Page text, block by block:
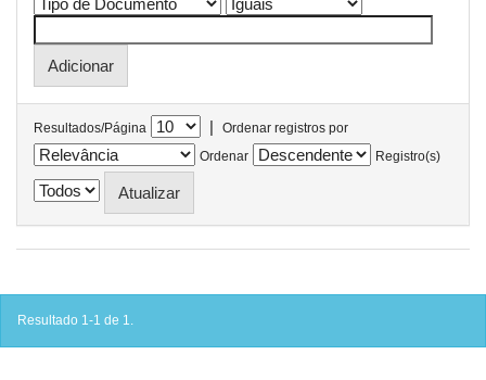
Resultados/Página |
Ordenar registros por
Ordenar
Registro(s)
Resultado 1-1 de 1.